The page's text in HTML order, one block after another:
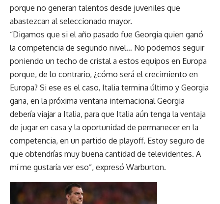
porque no generan talentos desde juveniles que
abastezcan al seleccionado mayor.
“Digamos que si el año pasado fue Georgia quien ganó
la competencia de segundo nivel… No podemos seguir
poniendo un techo de cristal a estos equipos en Europa
porque, de lo contrario, ¿cómo será el crecimiento en
Europa? Si ese es el caso, Italia termina último y Georgia
gana, en la próxima ventana internacional Georgia
debería viajar a Italia, para que Italia aún tenga la ventaja
de jugar en casa y la oportunidad de permanecer en la
competencia, en un partido de playoff. Estoy seguro de
que obtendrías muy buena cantidad de televidentes. A
mí me gustaría ver eso”, expresó Warburton.